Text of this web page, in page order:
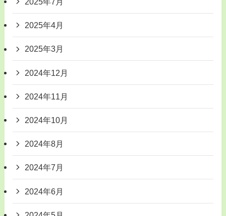
2025年4月
2025年3月
2024年12月
2024年11月
2024年10月
2024年8月
2024年7月
2024年6月